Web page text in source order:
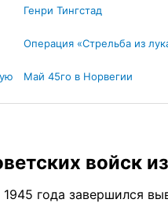
Генри Тингстад
Операция «Стрельба из
Май 45го в Норвегии
войск
1945 года завершился